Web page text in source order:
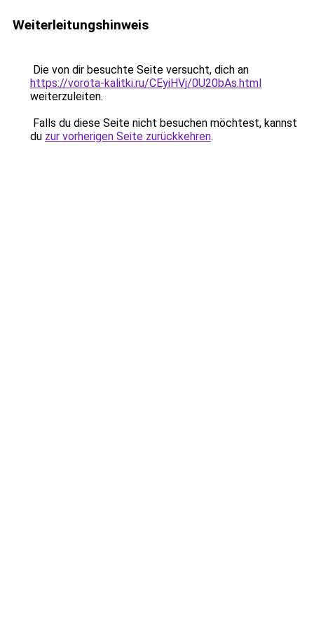
Weiterleitungshinweis
Die von dir besuchte Seite versucht, dich an
https://vorota-kalitki.ru/CEyiHVj/0U20bAs.html
weiterzuleiten.
Falls du diese Seite nicht besuchen möchtest, kannst
du zur vorherigen Seite zurückkehren.